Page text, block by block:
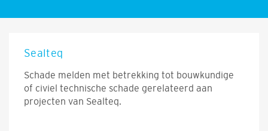
Sealteq
Schade melden met betrekking tot bouwkundige
of civiel technische schade gerelateerd aan
projecten van Sealteq.